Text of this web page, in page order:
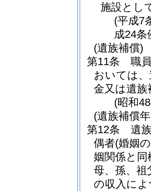
施設とし
(平成7
成24条
(遺族補償)
第11条
職
おいては
金又は遺
(昭和
(遺族補償
第12条
遺
偶者(婚姻
姻関係と
母、孫、
の収入に